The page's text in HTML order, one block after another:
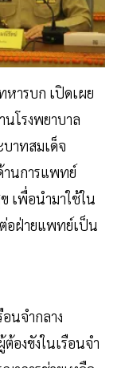
หารบก เปิดเผย
นโรงพยาบาล
าทสมเด็จ
านการแพทย์
เพื่อนำมาใช้ใน
ต่อฝ่ายแพทย์เป็น
นจำกลาง
องขังในเรือนจำ